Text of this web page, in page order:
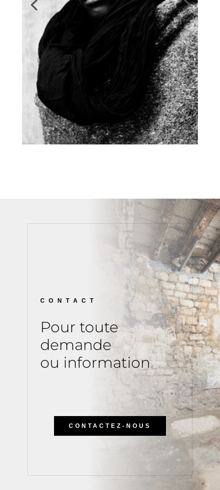
CONTACT
Pour toute
demande
ou information
CONTACTEZ-NOUS